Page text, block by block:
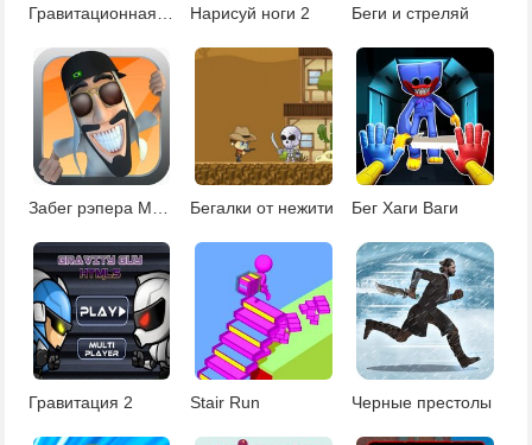
Гравитационная лягушка Нарисуй ноги 2 Беги и стреляй
Бегалки от нежити Бег Хаги Ваги
Гравитация 2 Stair Run Черные престолы